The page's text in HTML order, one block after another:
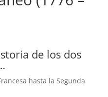
de los dos
hasta la Segunda